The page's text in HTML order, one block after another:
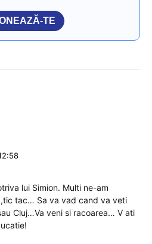
TE
lui Simion. Multi ne-am
tac… Sa va vad cand va veti
Cluj…Va veni si racoarea… V ati